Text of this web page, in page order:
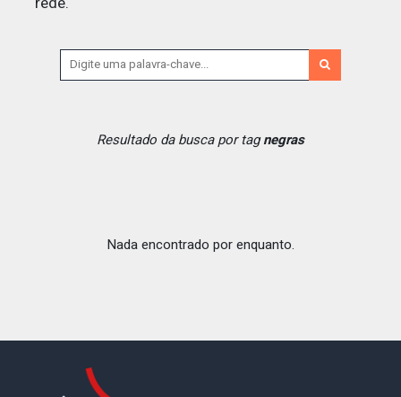
Resultado da busca por tagnegras
Nada encontrado por enquanto.